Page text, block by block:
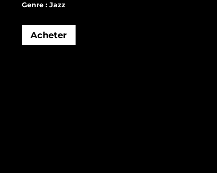
Genre : Jazz
Acheter